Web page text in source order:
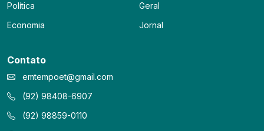
Política
Economia
Geral
Jornal
Contato
emtempoet@gmail.com
(92) 98408-6907
(92) 98859-0110